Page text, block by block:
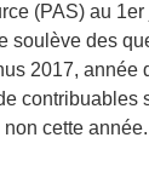
(PAS) au
soulève des
2017,
contribuables
cette